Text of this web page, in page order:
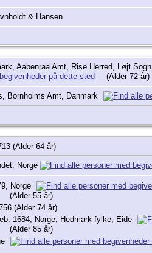
& Hansen
Aabenraa Amt, Rise Herred, Løjt Sogn
(Alder 72 år)
Bornholms Amt, Danmark
(Alder 64 år)
Norge
Norge
(Alder 55 år)
(Alder 74 år)
1684, Norge, Hedmark fylke, Eide
(Alder 85 år)